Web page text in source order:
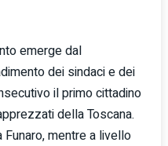
emerge dal
dei sindaci e dei
il primo cittadino
della Toscana.
mentre a livello